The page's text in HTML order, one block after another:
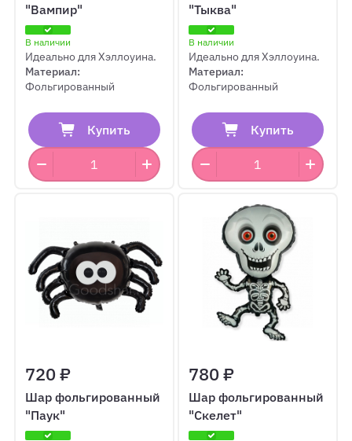
"Вампир"
В наличии
Идеально для Хэллоуина.
Материал:
Фольгированный
Купить
"Тыква"
В наличии
Идеально для Хэллоуина.
Материал:
Фольгированный
Купить
720 ₽
Шар фольгированный
"Паук"
780 ₽
Шар фольгированный
"Скелет"